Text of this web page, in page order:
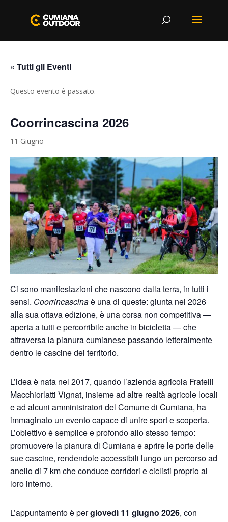
« Tutti gli Eventi
Questo evento è passato.
Coorrincascina 2026
11 Giugno
Ci sono manifestazioni che nascono dalla terra, in tutti i
sensi. Coorrincascinaè una di queste: giunta nel 2026
alla sua ottava edizione, è una corsa non competitiva —
aperta a tutti e percorribile anche in bicicletta — che
attraversa la pianura cumianese passando letteralmente
dentro le cascine del territorio.
L’idea è nata nel 2017, quando l’azienda agricola Fratelli
Macchiorlatti Vignat, insieme ad altre realtà agricole locali
e ad alcuni amministratori del Comune di Cumiana, ha
immaginato un evento capace di unire sport e scoperta.
L’obiettivo è semplice e profondo allo stesso tempo:
promuovere la pianura di Cumiana e aprire le porte delle
sue cascine, rendendole accessibili lungo un percorso ad
anello di 7 km che conduce corridori e ciclisti proprio al
loro interno.
L’appuntamento è pergiovedì 11 giugno 2026, con